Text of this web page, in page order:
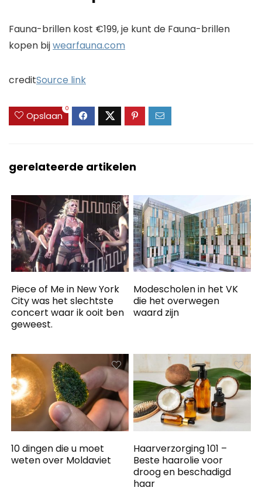
Fauna-brillen kost €199, je kunt de Fauna-brillen
kopen bijwearfauna.com
creditSource link
Opslaan
0
gerelateerde artikelen
Piece of Me in New York
City was het slechtste
concert waar ik ooit ben
geweest.
Modescholen in het VK
die het overwegen
waard zijn
10 dingen die u moet
weten over Moldaviet
Haarverzorging 101 –
Beste haarolie voor
droog en beschadigd
haar